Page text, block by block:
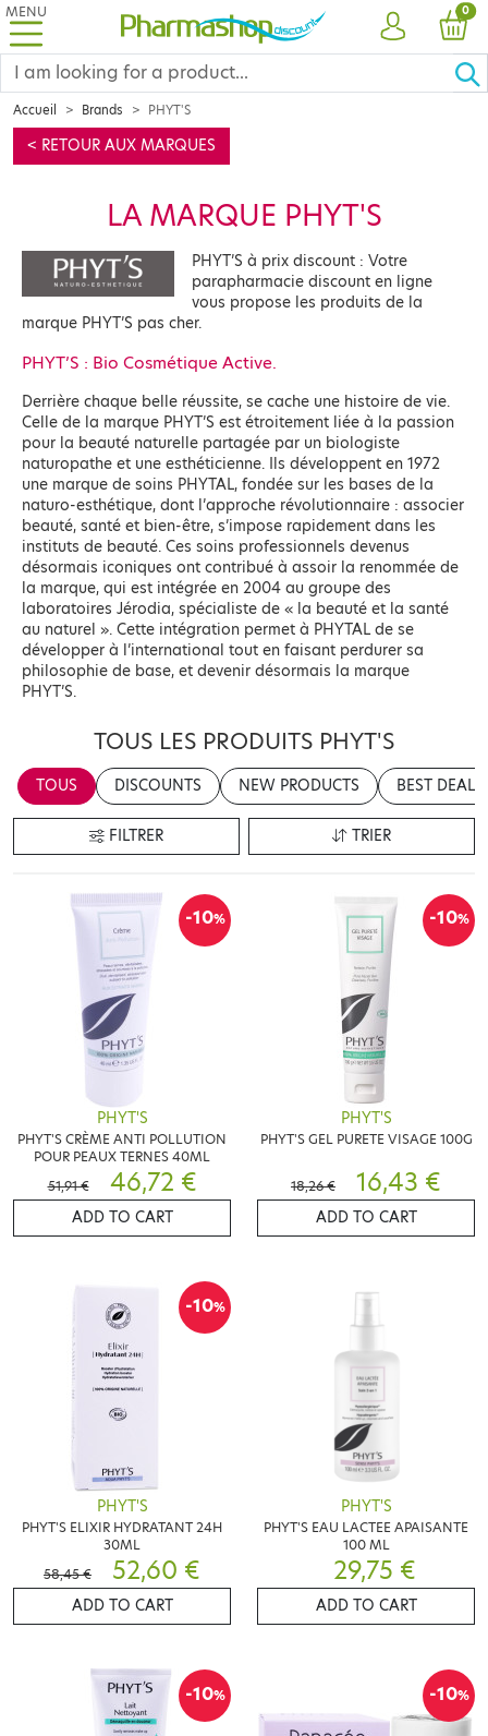
MENU
ACCOUNT
0
Accueil Brands PHYT'S
< RETOUR AUX MARQUES
LA MARQUE PHYT'S
PHYT’S à prix discount : Votre
parapharmacie discount en ligne
vous propose les produits de la
marque PHYT’S pas cher.
PHYT’S : Bio Cosmétique Active.
Derrière chaque belle réussite, se cache une histoire de vie.
Celle de la marque PHYT’S est étroitement liée à la passion
pour la beauté naturelle partagée par un biologiste
naturopathe et une esthéticienne. Ils développent en 1972
une marque de soins PHYTAL, fondée sur les bases de la
naturo-esthétique, dont l’approche révolutionnaire : associer
beauté, santé et bien-être, s’impose rapidement dans les
instituts de beauté. Ces soins professionnels devenus
désormais iconiques ont contribué à assoir la renommée de
la marque, qui est intégrée en 2004 au groupe des
laboratoires Jérodia, spécialiste de « la beauté et la santé
au naturel ». Cette intégration permet à PHYTAL de se
développer à l’international tout en faisant perdurer sa
philosophie de base, et devenir désormais la marque
PHYT’S.
TOUS LES PRODUITS PHYT'S
TOUS DISCOUNTS NEW PRODUCTS BEST DEALS
FILTRER TRIER
-10%
PHYT'S
PHYT'S CRÈME ANTI POLLUTION
POUR PEAUX TERNES 40ML
51,91 €
46,72 €
ADD TO CART
-10%
PHYT'S
PHYT'S GEL PURETE VISAGE 100G
18,26 € 16,43 €
ADD TO CART
-10%
PHYT'S
PHYT'S ELIXIR HYDRATANT 24H
30ML
58,45 €
52,60 €
ADD TO CART
PHYT'S
PHYT'S EAU LACTEE APAISANTE
100 ML
29,75 €
ADD TO CART
-10% -10%